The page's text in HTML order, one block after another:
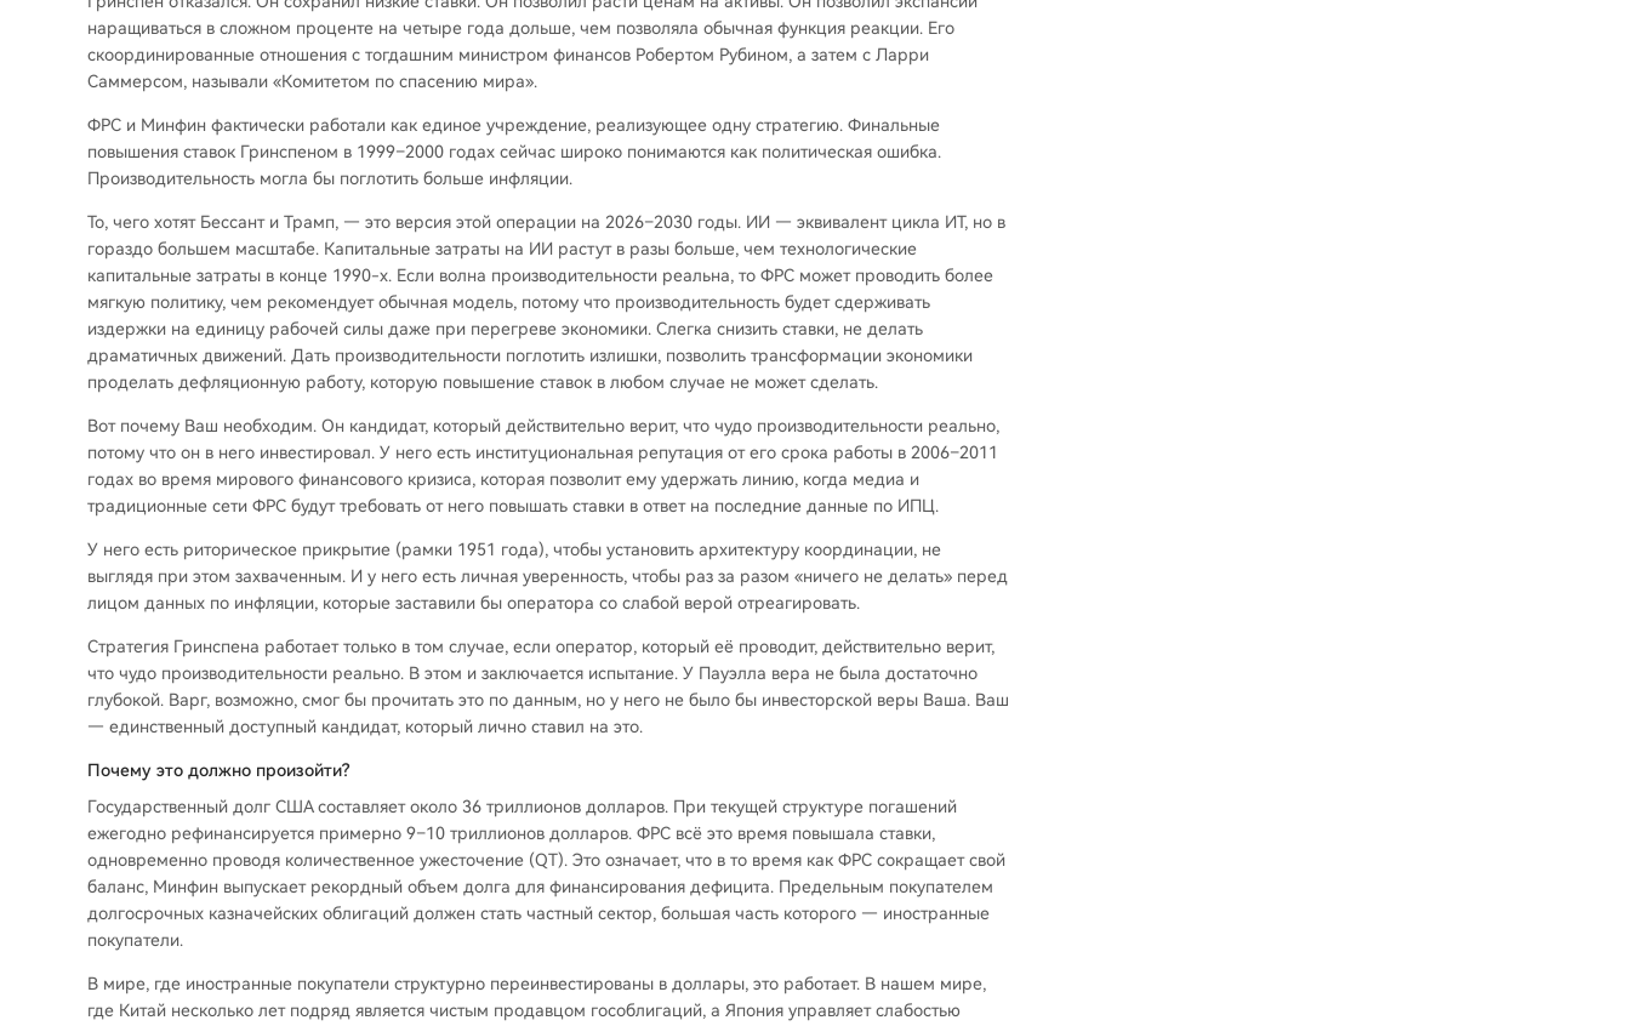
наращиваться в сложном проценте на четыре года дольше, чем позволяла обычная функция реакции. Его
скоординированные отношения с тогдашним министром финансов Робертом Рубином, а затем с Ларри
Саммерсом, называли «Комитетом по спасению мира».
ФРС и Минфин фактически работали как единое учреждение, реализующее одну стратегию. Финальные
повышения ставок Гринспеном в 1999–2000 годах сейчас широко понимаются как политическая ошибка.
Производительность могла бы поглотить больше инфляции.
То, чего хотят Бессант и Трамп, — это версия этой операции на 2026–2030 годы. ИИ — эквивалент цикла ИТ, но в
гораздо большем масштабе. Капитальные затраты на ИИ растут в разы больше, чем технологические
капитальные затраты в конце 1990-х. Если волна производительности реальна, то ФРС может проводить более
мягкую политику, чем рекомендует обычная модель, потому что производительность будет сдерживать
издержки на единицу рабочей силы даже при перегреве экономики. Слегка снизить ставки, не делать
драматичных движений. Дать производительности поглотить излишки, позволить трансформации экономики
проделать дефляционную работу, которую повышение ставок в любом случае не может сделать.
Вот почему Ваш необходим. Он кандидат, который действительно верит, что чудо производительности реально,
потому что он в него инвестировал. У него есть институциональная репутация от его срока работы в 2006–2011
годах во время мирового финансового кризиса, которая позволит ему удержать линию, когда медиа и
традиционные сети ФРС будут требовать от него повышать ставки в ответ на последние данные по ИПЦ.
У него есть риторическое прикрытие (рамки 1951 года), чтобы установить архитектуру координации, не
выглядя при этом захваченным. И у него есть личная уверенность, чтобы раз за разом «ничего не делать» перед
лицом данных по инфляции, которые заставили бы оператора со слабой верой отреагировать.
Стратегия Гринспена работает только в том случае, если оператор, который её проводит, действительно верит,
что чудо производительности реально. В этом и заключается испытание. У Пауэлла вера не была достаточно
глубокой. Варг, возможно, смог бы прочитать это по данным, но у него не было бы инвесторской веры Ваша. Ваш
— единственный доступный кандидат, который лично ставил на это.
Почему это должно произойти?
Государственный долг США составляет около 36 триллионов долларов. При текущей структуре погашений
ежегодно рефинансируется примерно 9–10 триллионов долларов. ФРС всё это время повышала ставки,
одновременно проводя количественное ужесточение (QT). Это означает, что в то время как ФРС сокращает свой
баланс, Минфин выпускает рекордный объем долга для финансирования дефицита. Предельным покупателем
долгосрочных казначейских облигаций должен стать частный сектор, большая часть которого — иностранные
покупатели.
В мире, где иностранные покупатели структурно переинвестированы в доллары, это работает. В нашем мире,
где Китай несколько лет подряд является чистым продавцом гособлигаций, а Япония управляет слабостью